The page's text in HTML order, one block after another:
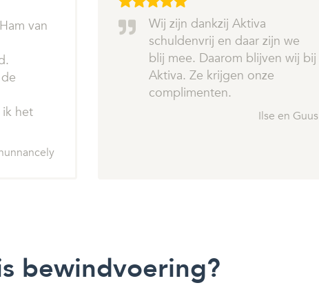
van
het
Wij zijn dankzij Aktiva
schuldenvrij en daar zijn we
blij mee. Daarom blijven wij bij
Aktiva. Ze krijgen onze
complimenten.
Ilse en Guus
bewindvoering?